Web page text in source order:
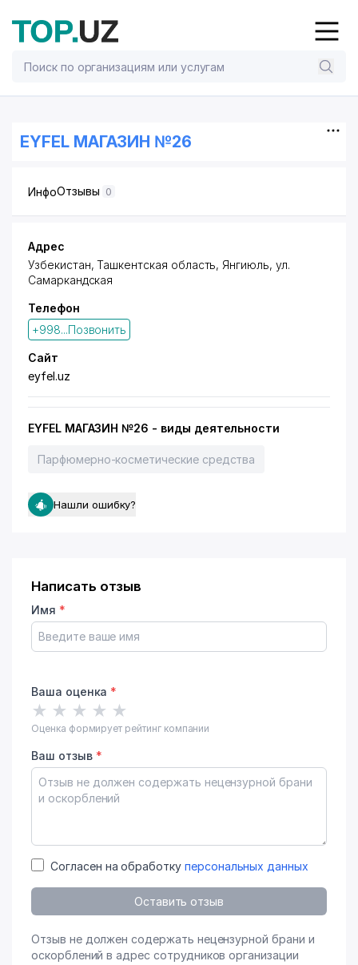
EYFEL МАГАЗИН №26
ИнфоОтзывы 0
Адрес
Узбекистан, Ташкентская область, Янгиюль, ул.
Самаркандская
Телефон
+998...Позвонить
Сайт
eyfel.uz
EYFEL МАГАЗИН №26 - виды деятельности
Парфюмерно-косметические средства
Нашли ошибку?
Написать отзыв
Имя *
Ваша оценка *
★ ★ ★ ★ ★
Оценка формирует рейтинг компании
Ваш отзыв *
Согласен на обработку персональных данных
Оставить отзыв
Отзыв не должен содержать нецензурной брани и
оскорблений в адрес сотрудников организации